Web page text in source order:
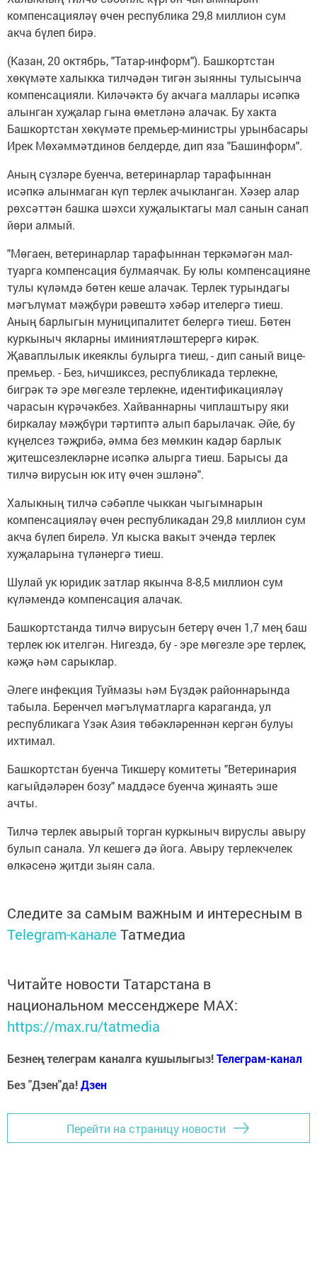
компенсацияләү өчен республика 29,8 миллион сум
акча бүлеп бирә.
(Казан, 20 октябрь, "Татар-информ"). Башкортстан
хөкүмәте халыкка тилчәдән тигән зыянны тулысынча
компенсацияли. Киләчәктә бу акчага маллары исәпкә
алынган хуҗалар гына өметләнә алачак. Бу хакта
Башкортстан хөкүмәте премьер-министры урынбасары
Ирек Мөхәммәтдинов белдерде, дип яза "Башинформ".
Аның сүзләре буенча, ветеринарлар тарафыннан
исәпкә алынмаган күп терлек ачыкланган. Хәзер алар
рөхсәттән башка шәхси хуҗалыктагы мал санын санап
йөри алмый.
"Мөгаен, ветеринарлар тарафыннан теркәмәгән мал-
туарга компенсация булмаячак. Бу юлы компенсацияне
тулы күләмдә бөтен кеше алачак. Терлек турындагы
мәгълүмат мәҗбүри рәвештә хәбәр ителергә тиеш.
Аның барлыгын муниципалитет белергә тиеш. Бөтен
куркыныч якларны иминиятләштерергә кирәк.
Җаваплылык икеяклы булырга тиеш, - дип саный вице-
премьер. - Без, һичшиксез, республикада терлекне,
бигрәк тә эре мөгезле терлекне, идентификацияләү
чарасын күрәчәкбез. Хайваннарны чиплаштыру яки
биркалау мәҗбүри тәртиптә алып барылачак. Әйе, бу
күңелсез тәҗрибә, әмма без мөмкин кадәр барлык
җитешсезлекләрне исәпкә алырга тиеш. Барысы да
тилчә вирусын юк итү өчен эшләнә".
Халыкның тилчә сәбәпле чыккан чыгымнарын
компенсацияләү өчен республикадан 29,8 миллион сум
акча бүлеп бирелә. Ул кыска вакыт эчендә терлек
хуҗаларына түләнергә тиеш.
Шулай ук юридик затлар якынча 8-8,5 миллион сум
күләмендә компенсация алачак.
Башкортстанда тилчә вирусын бетерү өчен 1,7 мең баш
терлек юк ителгән. Нигездә, бу - эре мөгезле эре терлек,
кәҗә һәм сарыклар.
Әлеге инфекция Туймазы һәм Бүздәк районнарында
табыла. Беренчел мәгълүматларга караганда, ул
республикага Үзәк Азия төбәкләреннән кергән булуы
ихтимал.
Башкортстан буенча Тикшерү комитеты "Ветеринария
кагыйдәләрен бозу" маддәсе буенча җинаять эше
ачты.
Тилчә терлек авырый торган куркыныч вируслы авыру
булып санала. Ул кешегә дә йога. Авыру терлекчелек
өлкәсенә җитди зыян сала.
Следите за самым важным и интересным в
Telegram-канале Татмедиа
Читайте новости Татарстана в
национальном мессенджере MАХ:
https://max.ru/tatmedia
Безнең телеграм каналга кушылыгыз!Телеграм-канал
Без "Дзен"да!Дзен
Перейти на страницу новости